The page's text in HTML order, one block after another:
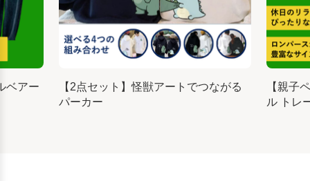
ベアー
【2点セット】怪獣アートでつながる
パーカー
【親子
ル トレ